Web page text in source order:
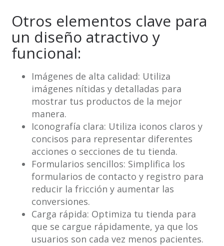
Otros elementos clave para
un diseño atractivo y
funcional:
Imágenes de alta calidad: Utiliza
imágenes nítidas y detalladas para
mostrar tus productos de la mejor
manera.
Iconografía clara: Utiliza iconos claros y
concisos para representar diferentes
acciones o secciones de tu tienda.
Formularios sencillos: Simplifica los
formularios de contacto y registro para
reducir la fricción y aumentar las
conversiones.
Carga rápida: Optimiza tu tienda para
que se cargue rápidamente, ya que los
usuarios son cada vez menos pacientes.